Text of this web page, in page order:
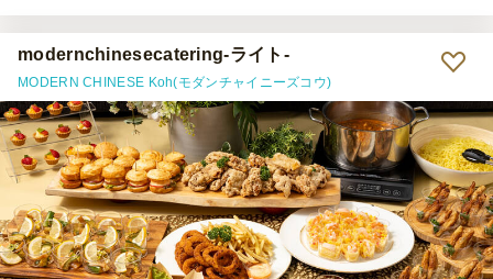
modernchinesecatering-ライト-
MODERN CHINESE Koh(モダンチャイニーズコウ)